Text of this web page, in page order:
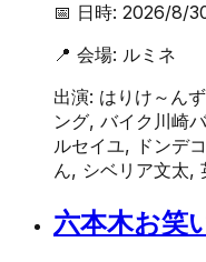
📅 日時: 2026/8/
📍 会場: ルミネ
出演: はりけ～ん
ング, バイク川崎
ルセイユ, ドンデ
ん, シベリア文太,
六本木お笑